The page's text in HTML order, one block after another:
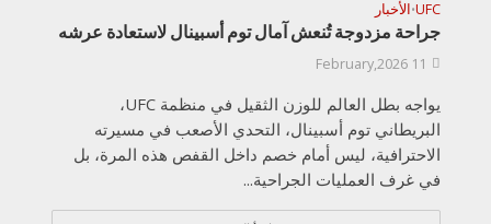
UFC
•الأخبار
جراحة مزدوجة تُنعش آمال توم أسبينال لاستعادة عرشه
11 February,2026
يواجه بطل العالم للوزن الثقيل في منظمة UFC،
البريطاني توم أسبينال، التحدي الأصعب في مسيرته
الاحترافية، ليس أمام خصم داخل القفص هذه المرة، بل
في غرف العمليات الجراحية...